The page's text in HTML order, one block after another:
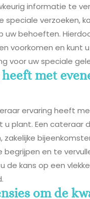
informatie te
verzoeken,
behoeften.
voorkomen en kunt
voor uw speciale
met
ervaring heeft
plant. Een cateraar
en te
kans op een
om de